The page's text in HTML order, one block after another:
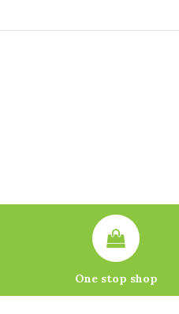
One stop shop